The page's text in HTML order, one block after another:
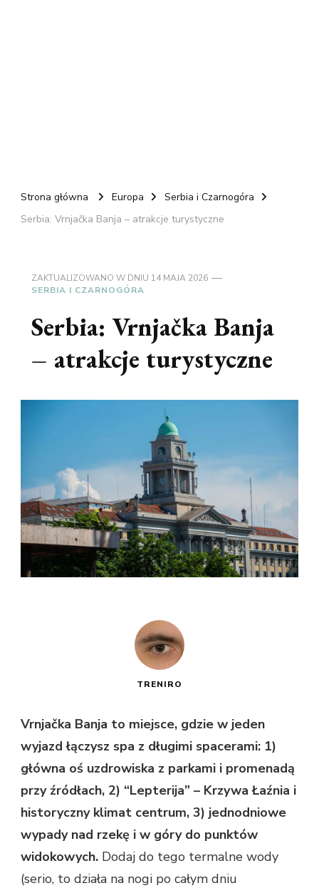
Strona główna Europa
Serbia i Czarnogóra
Serbia: Vrnjačka Banja – atrakcje turystyczne
ZAKTUALIZOWANO W DNIU 14 MAJA 2026
SERBIA I CZARNOGÓRA
Serbia: Vrnjačka Banja
– atrakcje turystyczne
TRENIRO
Vrnjačka Banja to miejsce, gdzie w jeden
wyjazd łączysz spa z długimi spacerami: 1)
główna oś uzdrowiska z parkami i promenadą
przy źródłach, 2) “Lepterija” – Krzywa Łaźnia i
historyczny klimat centrum, 3) jednodniowe
wypady nad rzekę i w góry do punktów
widokowych. Dodaj do tego termalne wody
(serio, to działa na nogi po całym dniu